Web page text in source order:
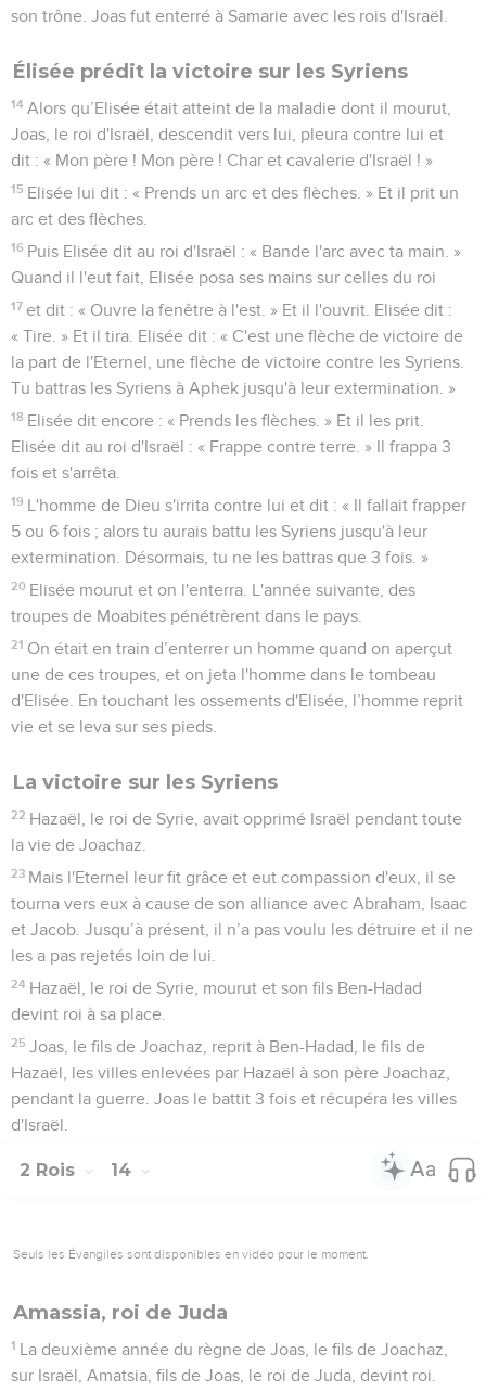
son trône. Joas fut enterré à Samarie avec les rois d'Israël.
Élisée prédit la victoire sur les Syriens
14 Alors qu’Elisée était atteint de la maladie dont il mourut,
Joas, le roi d'Israël, descendit vers lui, pleura contre lui et
dit : « Mon père ! Mon père ! Char et cavalerie d'Israël ! »
15 Elisée lui dit : « Prends un arc et des flèches. » Et il prit un
arc et des flèches.
16 Puis Elisée dit au roi d'Israël : « Bande l'arc avec ta main. »
Quand il l'eut fait, Elisée posa ses mains sur celles du roi
17 et dit : « Ouvre la fenêtre à l'est. » Et il l'ouvrit. Elisée dit :
« Tire. » Et il tira. Elisée dit : « C'est une flèche de victoire de
la part de l'Eternel, une flèche de victoire contre les Syriens.
Tu battras les Syriens à Aphek jusqu'à leur extermination. »
18 Elisée dit encore : « Prends les flèches. » Et il les prit.
Elisée dit au roi d'Israël : « Frappe contre terre. » Il frappa 3
fois et s'arrêta.
19 L'homme de Dieu s'irrita contre lui et dit : « Il fallait frapper
5 ou 6 fois ; alors tu aurais battu les Syriens jusqu'à leur
extermination. Désormais, tu ne les battras que 3 fois. »
20 Elisée mourut et on l'enterra. L'année suivante, des
troupes de Moabites pénétrèrent dans le pays.
21 On était en train d’enterrer un homme quand on aperçut
une de ces troupes, et on jeta l'homme dans le tombeau
d'Elisée. En touchant les ossements d'Elisée, l’homme reprit
vie et se leva sur ses pieds.
La victoire sur les Syriens
22 Hazaël, le roi de Syrie, avait opprimé Israël pendant toute
la vie de Joachaz.
23 Mais l'Eternel leur fit grâce et eut compassion d'eux, il se
tourna vers eux à cause de son alliance avec Abraham, Isaac
et Jacob. Jusqu’à présent, il n’a pas voulu les détruire et il ne
les a pas rejetés loin de lui.
24 Hazaël, le roi de Syrie, mourut et son fils Ben-Hadad
devint roi à sa place.
25 Joas, le fils de Joachaz, reprit à Ben-Hadad, le fils de
Hazaël, les villes enlevées par Hazaël à son père Joachaz,
pendant la guerre. Joas le battit 3 fois et récupéra les villes
d'Israël.
2 Rois 14
Seuls les Évangiles sont disponibles en vidéo pour le moment.
Amassia, roi de Juda
1 La deuxième année du règne de Joas, le fils de Joachaz,
sur Israël, Amatsia, fils de Joas, le roi de Juda, devint roi.